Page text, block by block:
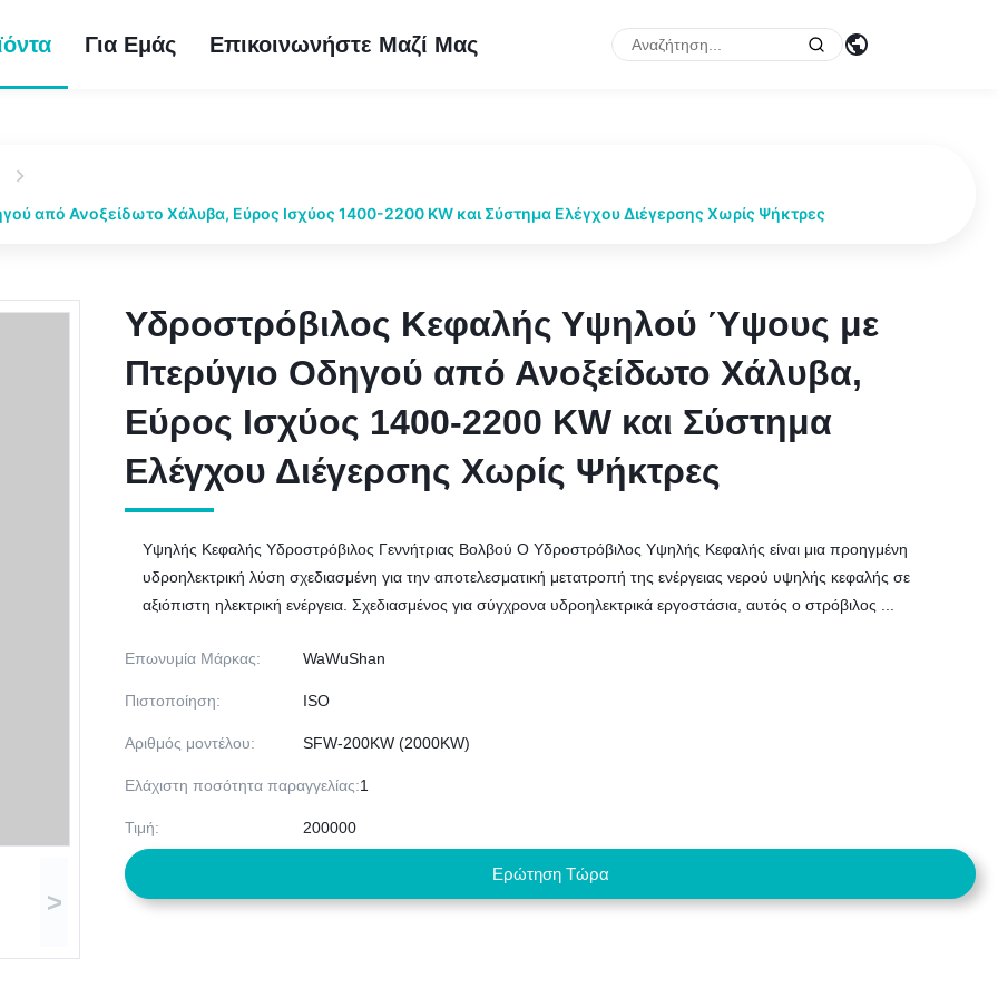
Για Εμάς Επικοινωνήστε Μαζί Μας
από Ανοξείδωτο Χάλυβα, Εύρος Ισχύος 1400-2200 KW και Σύστημα Ελέγχου Διέγερσης Χωρίς Ψήκτρες
>
Υδροστρόβιλος Κεφαλής Υψηλού Ύψους με
Πτερύγιο Οδηγού από Ανοξείδωτο Χάλυβα,
Εύρος Ισχύος 1400-2200 KW και Σύστημα
Ελέγχου Διέγερσης Χωρίς Ψήκτρες
Υδροστρόβιλος Κεφαλής Υψηλού Ύψους με
Πτερύγιο Οδηγού από Ανοξείδωτο Χάλυβα,
Εύρος Ισχύος 1400-2200 KW και Σύστημα
Ελέγχου Διέγερσης Χωρίς Ψήκτρες
Υψηλής Κεφαλής Υδροστρόβιλος Γεννήτριας Βολβού Ο Υδροστρόβιλος Υψηλής Κεφαλής είναι μια προηγμένη
υδροηλεκτρική λύση σχεδιασμένη για την αποτελεσματική μετατροπή της ενέργειας νερού υψηλής κεφαλής σε
αξιόπιστη ηλεκτρική ενέργεια. Σχεδιασμένος για σύγχρονα υδροηλεκτρικά εργοστάσια, αυτός ο στρόβιλος ...
Επωνυμία Μάρκας: WaWuShan
Πιστοποίηση: ISO
Αριθμός μοντέλου: SFW-200KW (2000KW)
Ελάχιστη ποσότητα παραγγελίας:1
Τιμή: 200000
Ερώτηση Τώρα